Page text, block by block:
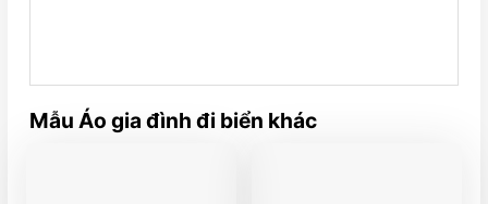
Mẫu Áo gia đình đi biển khác